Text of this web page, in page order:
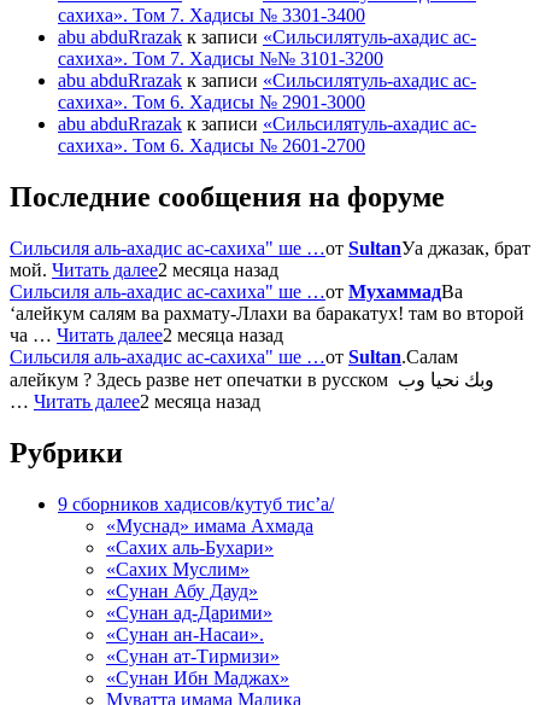
сахиха». Том 7. Хадисы № 3301-3400
abu abduRrazak к записи «Сильсилятуль-ахадис ас-
сахиха». Том 7. Хадисы №№ 3101-3200
abu abduRrazak к записи «Сильсилятуль-ахадис ас-
сахиха». Том 6. Хадисы № 2901-3000
abu abduRrazak к записи «Сильсилятуль-ахадис ас-
сахиха». Том 6. Хадисы № 2601-2700
Последние сообщения на форуме
Сильсиля аль-ахадис ас-сахиха" ше …от SultanУа джазак, брат
мой. Читать далее2 месяца назад
Сильсиля аль-ахадис ас-сахиха" ше …от МухаммадВа
‘алейкум салям ва рахмату-Ллахи ва баракатух! там во второй
ча … Читать далее2 месяца назад
Сильсиля аль-ахадис ас-сахиха" ше …от Sultan.Салам
алейкум ? Здесь разве нет опечатки в русском وبك نحيا وب
… Читать далее2 месяца назад
Рубрики
9 сборников хадисов/кутуб тис’а/
«Муснад» имама Ахмада
«Сахих аль-Бухари»
«Сахих Муслим»
«Сунан Абу Дауд»
«Сунан ад-Дарими»
«Сунан ан-Насаи».
«Сунан ат-Тирмизи»
«Сунан Ибн Маджах»
Муватта имама Малика